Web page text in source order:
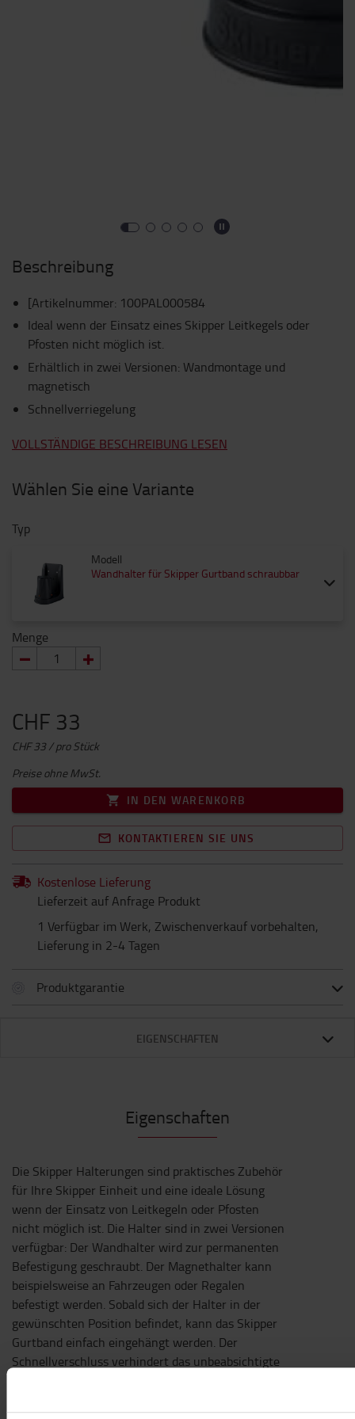
Beschreibung
[Artikelnummer: 100PAL000584
Ideal wenn der Einsatz eines Skipper Leitkegels oder
Pfosten nicht möglich ist.
Erhältlich in zwei Versionen: Wandmontage und
magnetisch
Schnellverriegelung
VOLLSTÄNDIGE BESCHREIBUNG LESEN
Wählen Sie eine Variante
Typ
Modell
Wandhalter für Skipper Gurtband schraubbar
Menge
CHF 33
CHF 33 / pro Stück
Preise ohne MwSt.
IN DEN WARENKORB
KONTAKTIEREN SIE UNS
Kostenlose Lieferung
Lieferzeit auf Anfrage Produkt
1 Verfügbar im Werk, Zwischenverkauf vorbehalten,
Lieferung in 2-4 Tagen
Produktgarantie
EIGENSCHAFTEN
Eigenschaften
Die Skipper Halterungen sind praktisches Zubehör
für Ihre Skipper Einheit und eine ideale Lösung
wenn der Einsatz von Leitkegeln oder Pfosten
nicht möglich ist. Die Halter sind in zwei Versionen
verfügbar: Der Wandhalter wird zur permanenten
Befestigung geschraubt. Der Magnethalter kann
beispielsweise an Fahrzeugen oder Regalen
befestigt werden. Sobald sich der Halter in der
gewünschten Position befindet, kann das Skipper
Gurtband einfach eingehängt werden. Der
Schnellverschluss verhindert das unbeabsichtigte
Passend für: